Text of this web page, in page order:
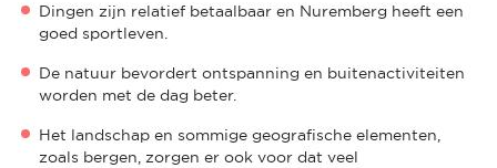
Dingen zijn relatief betaalbaar en Nuremberg heeft een
goed sportleven.
De natuur bevordert ontspanning en buitenactiviteiten
worden met de dag beter.
Het landschap en sommige geografische elementen,
zoals bergen, zorgen er ook voor dat veel